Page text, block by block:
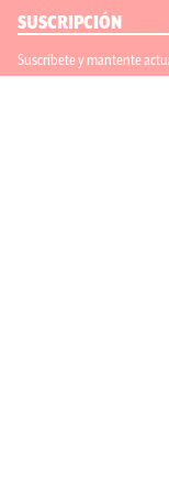
SUSCRIPCIÓN
Suscríbete y mantente